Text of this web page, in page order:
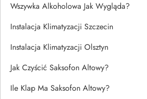
Wszywka Alkoholowa Jak Wygląda?
Instalacja Klimatyzacji Szczecin
Instalacja Klimatyzacji Olsztyn
Jak Czyścić Saksofon Altowy?
Ile Klap Ma Saksofon Altowy?